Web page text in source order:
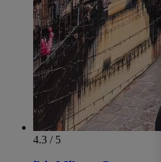
4.3 / 5